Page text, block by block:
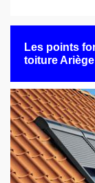
Les points
toiture